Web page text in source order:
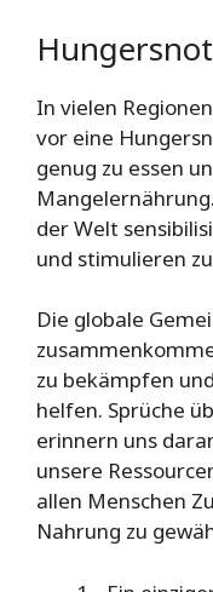
In vielen
vor eine
genug zu essen
der Welt
und stimulieren
Die globale
zu bekämpfen
helfen. Sprüche
erinnern uns
unsere
allen Menschen
Nahrung zu